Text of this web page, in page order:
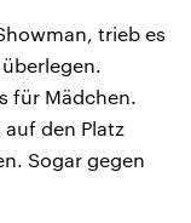
trieb es
für Mädchen.
den Platz
Sogar gegen